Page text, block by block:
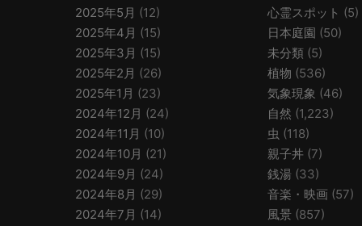
2025年5月 (12)
2025年4月 (15)
2025年3月 (15)
2025年2月 (26)
2025年1月 (23)
2024年12月 (24)
2024年11月 (10)
2024年10月 (21)
2024年9月 (24)
2024年8月 (29)
2024年7月 (14)
心霊スポット (5)
日本庭園 (50)
未分類 (5)
植物 (536)
気象現象 (46)
自然 (1,223)
虫 (118)
親子丼 (7)
銭湯 (33)
音楽・映画 (57)
風景 (857)